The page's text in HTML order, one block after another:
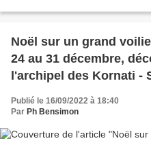
Noël sur un grand
24 au 31 décembre,
l'archipel des Kornati -
Publié le 16/09/2022 à 18:40
Par Ph Bensimon